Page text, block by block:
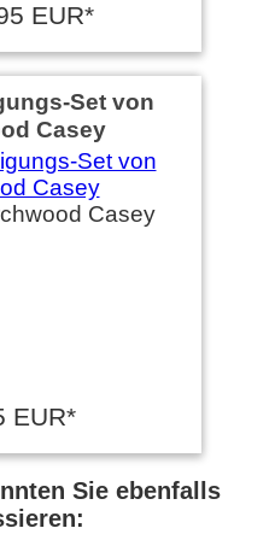
EUR*
Set von
Casey
Casey
EUR*
Sie ebenfalls